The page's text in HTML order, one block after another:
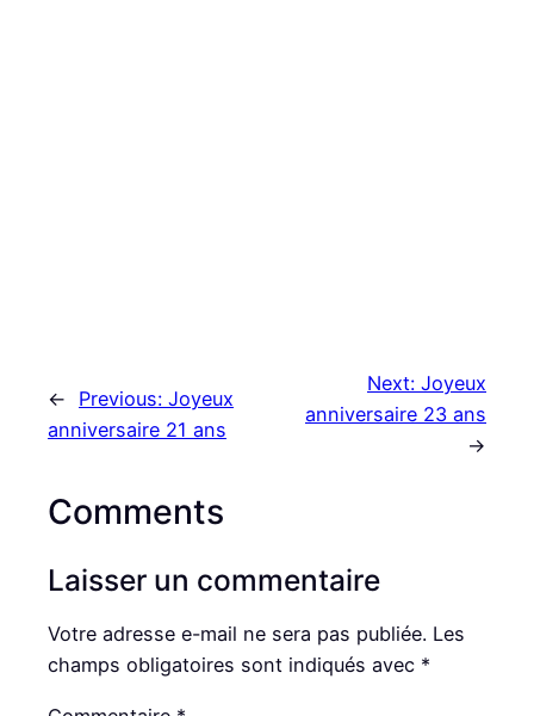
← Previous: Joyeux
anniversaire 21 ans
Next: Joyeux
anniversaire 23 ans
→
Comments
Laisser un commentaire
Votre adresse e-mail ne sera pas publiée. Les
champs obligatoires sont indiqués avec *